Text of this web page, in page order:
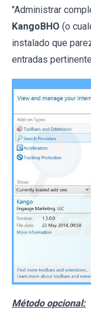
"Administrar
KangoBHO (o
instalado que
entradas
Método opcional: